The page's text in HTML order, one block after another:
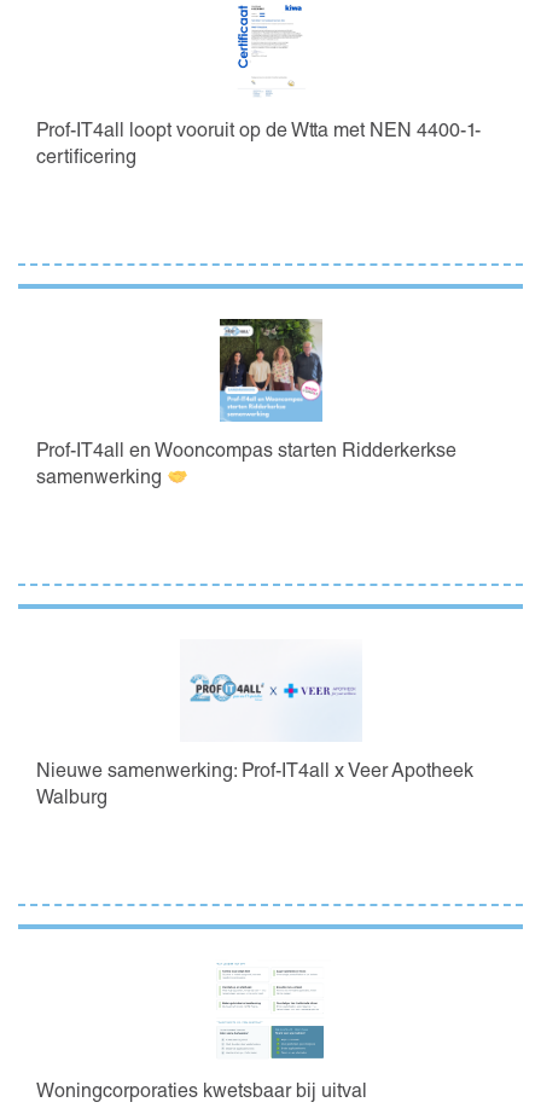
Prof-IT4all loopt vooruit op de Wtta met NEN 4400-1-
certificering
Prof-IT4all en Wooncompas starten Ridderkerkse
samenwerking
Nieuwe samenwerking: Prof-IT4all x Veer Apotheek
Walburg
Woningcorporaties kwetsbaar bij uitval